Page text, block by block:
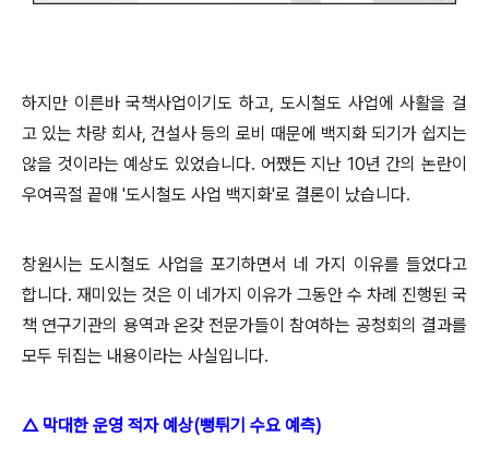
하지만 이른바 국책사업이기도 하고, 도시철도 사업에 사활을 걸
고 있는 차량 회사, 건설사 등의 로비 때문에 백지화 되기가 쉽지는
않을 것이라는 예상도 있었습니다. 어쨌든 지난 10년 간의 논란이
우여곡절 끝애 '도시철도 사업 백지화'로 결론이 났습니다.
창원시는 도시철도 사업을 포기하면서 네 가지 이유를 들었다고
합니다. 재미있는 것은 이 네가지 이유가 그동안 수 차례 진행된 국
책 연구기관의 용역과 온갖 전문가들이 참여하는 공청회의 결과를
모두 뒤집는 내용이라는 사실입니다.
△ 막대한 운영 적자 예상(뻥튀기 수요 예측)